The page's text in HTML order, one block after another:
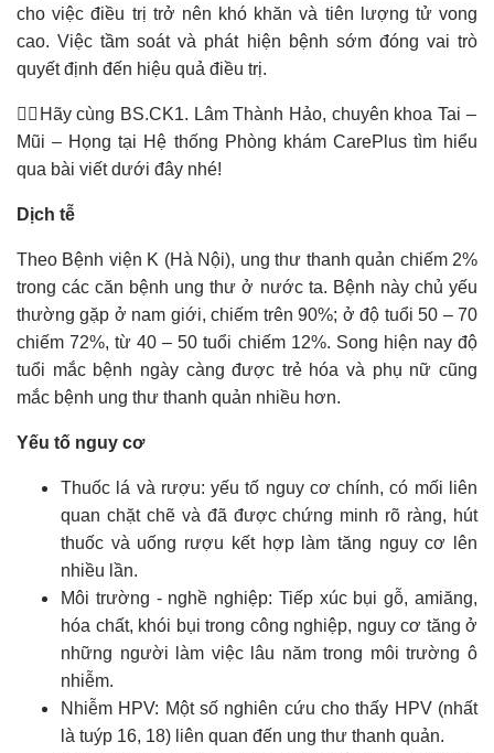
cho việc điều trị trở nên khó khăn và tiên lượng tử vong
cao. Việc tầm soát và phát hiện bệnh sớm đóng vai trò
quyết định đến hiệu quả điều trị.
👩‍⚕️Hãy cùng BS.CK1. Lâm Thành Hảo, chuyên khoa Tai –
Mũi – Họng tại Hệ thống Phòng khám CarePlus tìm hiểu
qua bài viết dưới đây nhé!
Dịch tễ
Theo Bệnh viện K (Hà Nội), ung thư thanh quản chiếm 2%
trong các căn bệnh ung thư ở nước ta. Bệnh này chủ yếu
thường gặp ở nam giới, chiếm trên 90%; ở độ tuổi 50 – 70
chiếm 72%, từ 40 – 50 tuổi chiếm 12%. Song hiện nay độ
tuổi mắc bệnh ngày càng được trẻ hóa và phụ nữ cũng
mắc bệnh ung thư thanh quản nhiều hơn.
Yếu tố nguy cơ
Thuốc lá và rượu: yếu tố nguy cơ chính, có mối liên
quan chặt chẽ và đã được chứng minh rõ ràng, hút
thuốc và uống rượu kết hợp làm tăng nguy cơ lên
nhiều lần.
Môi trường - nghề nghiệp: Tiếp xúc bụi gỗ, amiăng,
hóa chất, khói bụi trong công nghiệp, nguy cơ tăng ở
những người làm việc lâu năm trong môi trường ô
nhiễm.
Nhiễm HPV: Một số nghiên cứu cho thấy HPV (nhất
là tuýp 16, 18) liên quan đến ung thư thanh quản.